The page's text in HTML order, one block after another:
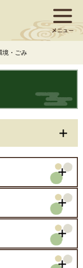
境・ごみ